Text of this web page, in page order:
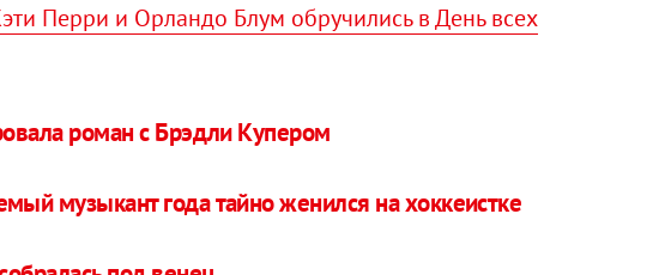
Перри и Орландо Блум обручились в День всех
роман с Брэдли Купером
музыкант года тайно женился на хоккеистке